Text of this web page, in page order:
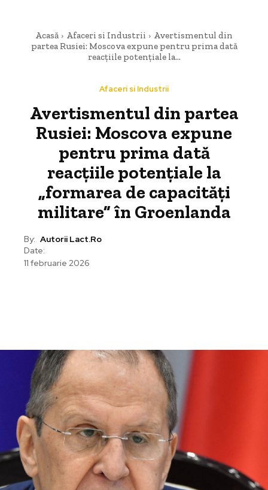
Acasă Afaceri si Industrii
Avertismentul din
partea Rusiei: Moscova expune pentru prima dată
reacțiile potențiale la...
Afaceri si Industrii
Avertismentul din partea
Rusiei: Moscova expune
pentru prima dată
reacțiile potențiale la
„formarea de capacități
militare” în Groenlanda
By: Autorii Lact.ro
Date:
11 februarie 2026